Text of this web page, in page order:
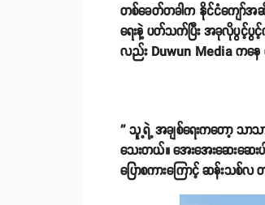
တစ်ခေတ်တခါက နိုင်ငံကျော်အ
ရေးနဲ့ ပတ်သက်ပြီး အခုလိုပွင့်ပွင့်
လည်း Duwun Media ကနေ
'' သူ့ရဲ့ အချစ်ရေးကတော့ သာသ
သေးတယ်။ အေးအေးဆေးဆေး
ပြောစကားကြောင့် ဆန်းသစ်